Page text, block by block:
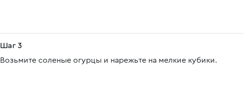
Шаг 3
Возьмите соленые огурцы и нарежьте на мелкие кубики.